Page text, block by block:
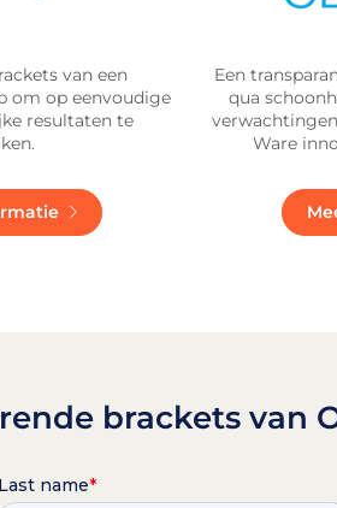
van een
om op eenvoudige
resultaten te
Een
qua
Ware
brackets van